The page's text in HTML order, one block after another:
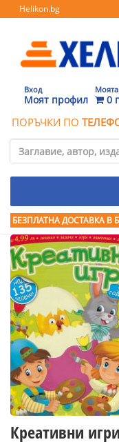
Helikon.bg
Вход
Моят профил 0
ПОРЪЧКИ ПО
БЕЗПЛАТНА ДОСТАВКА В
Креативни